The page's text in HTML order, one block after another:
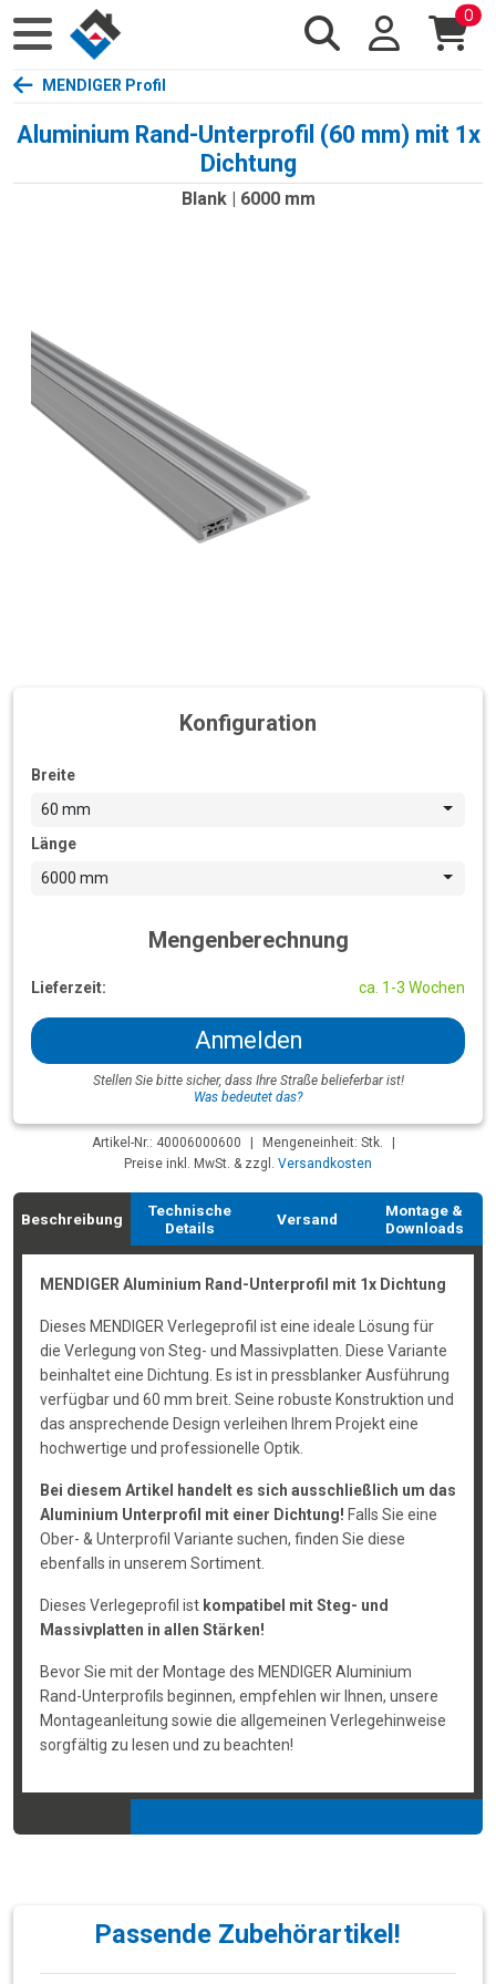
0
MENDIGER Profil
Aluminium Rand-Unterprofil (60 mm) mit 1x
Dichtung
Blank | 6000 mm
Konfiguration
Breite
60 mm
Länge
6000 mm
Mengenberechnung
Lieferzeit: ca. 1-3 Wochen
Anmelden
Stellen Sie bitte sicher, dass Ihre Straße belieferbar ist!
Was bedeutet das?
Artikel-Nr.: 40006000600 Mengeneinheit: Stk.
Preise inkl. MwSt. & zzgl. Versandkosten
Beschreibung
Technische
Details
Versand
Montage &
Downloads
MENDIGER Aluminium Rand-Unterprofil mit 1x Dichtung
Dieses MENDIGER Verlegeprofil ist eine ideale Lösung für
die Verlegung von Steg- und Massivplatten. Diese Variante
beinhaltet eine Dichtung. Es ist in pressblanker Ausführung
verfügbar und 60 mm breit. Seine robuste Konstruktion und
das ansprechende Design verleihen Ihrem Projekt eine
hochwertige und professionelle Optik.
Bei diesem Artikel handelt es sich ausschließlich um das
Aluminium Unterprofil mit einer Dichtung! Falls Sie eine
Ober- & Unterprofil Variante suchen, finden Sie diese
ebenfalls in unserem Sortiment.
Dieses Verlegeprofil ist kompatibel mit Steg- und
Massivplatten in allen Stärken!
Bevor Sie mit der Montage des MENDIGER Aluminium
Rand-Unterprofils beginnen, empfehlen wir Ihnen, unsere
Montageanleitung sowie die allgemeinen Verlegehinweise
sorgfältig zu lesen und zu beachten!
Passende Zubehörartikel!